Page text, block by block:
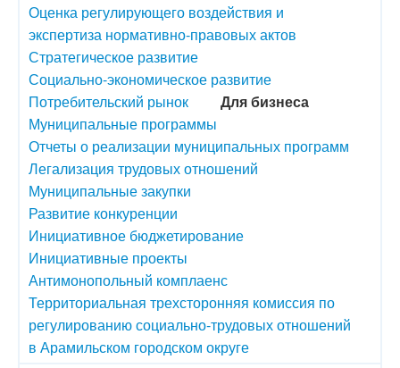
Оценка регулирующего воздействия и
экспертиза нормативно-правовых актов
Стратегическое развитие
Социально-экономическое развитие
Потребительский рынок
Для бизнеса
Муниципальные программы
Отчеты о реализации муниципальных программ
Легализация трудовых отношений
Муниципальные закупки
Развитие конкуренции
Инициативное бюджетирование
Инициативные проекты
Антимонопольный комплаенс
Территориальная трехсторонняя комиссия по
регулированию социально-трудовых отношений
в Арамильском городском округе